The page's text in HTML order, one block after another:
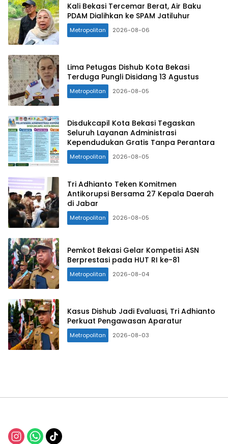
Kali Bekasi Tercemar Berat, Air Baku
PDAM Dialihkan ke SPAM Jatiluhur
Metropolitan 2026-08-06
Lima Petugas Dishub Kota Bekasi
Terduga Pungli Disidang 13 Agustus
Metropolitan 2026-08-05
Disdukcapil Kota Bekasi Tegaskan
Seluruh Layanan Administrasi
Kependudukan Gratis Tanpa Perantara
Metropolitan 2026-08-05
Tri Adhianto Teken Komitmen
Antikorupsi Bersama 27 Kepala Daerah
di Jabar
Metropolitan 2026-08-05
Pemkot Bekasi Gelar Kompetisi ASN
Berprestasi pada HUT RI ke-81
Metropolitan 2026-08-04
Kasus Dishub Jadi Evaluasi, Tri Adhianto
Perkuat Pengawasan Aparatur
Metropolitan 2026-08-03